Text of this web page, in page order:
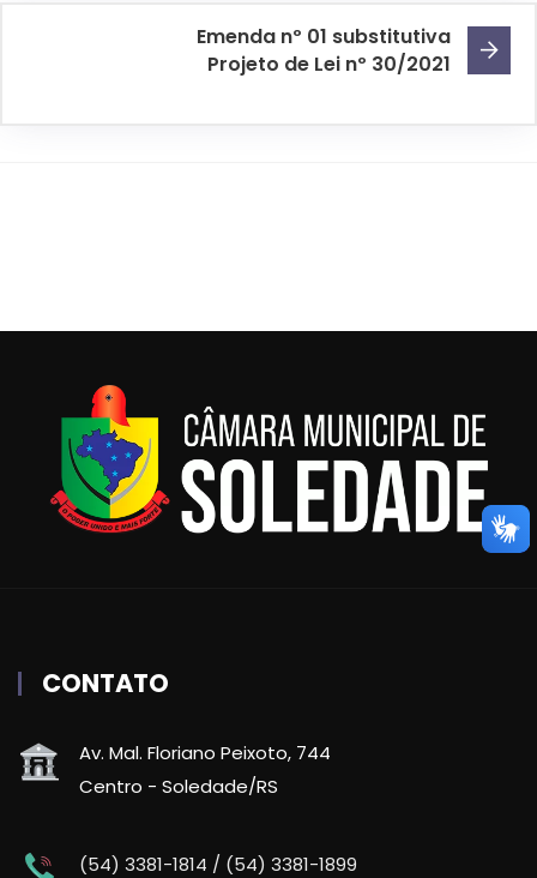
Emenda nº 01 substitutiva
Projeto de Lei nº 30/2021
CONTATO
Av. Mal. Floriano Peixoto, 744
Centro - Soledade/RS
(54) 3381-1814 / (54) 3381-1899